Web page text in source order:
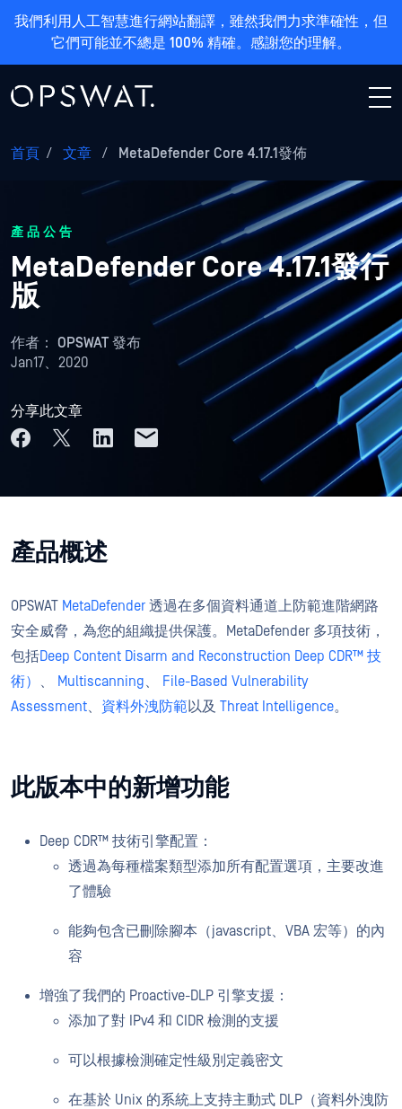
我們利用人工智慧進行網站翻譯，雖然我們力求準確性，但
它們可能並不總是 100% 精確。感謝您的理解。
首頁 / 文章 / MetaDefender Core 4.17.1發佈
產品公告
MetaDefender Core 4.17.1發行
版
作者： OPSWAT 發布
Jan17、2020
分享此文章
產品概述
OPSWAT MetaDefender 透過在多個資料通道上防範進階網路
安全威脅，為您的組織提供保護。MetaDefender 多項技術，
包括Deep Content Disarm and Reconstruction Deep CDR™ 技
術）
、 Multiscanning、
File-Based Vulnerability
Assessment、 資料外洩防範以及 Threat Intelligence。
此版本中的新增功能
Deep CDR™ 技術引擎配置：
透過為每種檔案類型添加所有配置選項，主要改進
了體驗
能夠包含已刪除腳本（javascript、VBA 宏等）的內
容
增強了我們的 Proactive-DLP 引擎支援：
添加了對 IPv4 和 CIDR 檢測的支援
可以根據檢測確定性級別定義密文
在基於 Unix 的系統上支持主動式 DLP（資料外洩防